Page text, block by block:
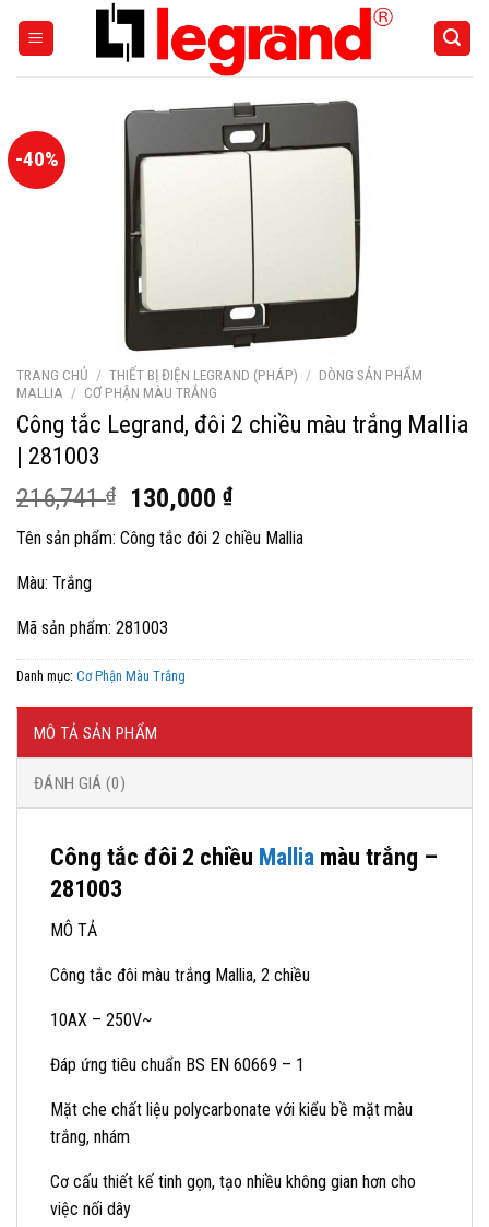
-40%
TRANG CHỦ / THIẾT BỊ ĐIỆN LEGRAND (PHÁP) / DÒNG SẢN PHẨM
MALLIA / CƠ PHẬN MÀU TRẮNG
Công tắc Legrand, đôi 2 chiều màu trắng Mallia
| 281003
216,741₫
Giá
gốc
là:
130,000₫Giá
hiện
tại
Tên sản phẩm: Công tắc đôi 2 chiều Mallia
Màu: Trắng
Mã sản phẩm: 281003
Danh mục: Cơ Phận Màu Trắng
MÔ TẢ SẢN PHẨM
ĐÁNH GIÁ (0)
Công tắc đôi 2 chiều Mallia màu trắng –
281003
MÔ TẢ
Công tắc đôi màu trắng Mallia, 2 chiều
10AX – 250V~
Đáp ứng tiêu chuẩn BS EN 60669 – 1
Mặt che chất liệu polycarbonate với kiểu bề mặt màu
trắng, nhám
Cơ cấu thiết kế tinh gọn, tạo nhiều không gian hơn cho
việc nối dây